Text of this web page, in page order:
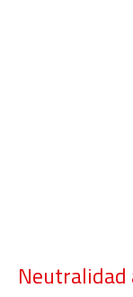
Neutralidad